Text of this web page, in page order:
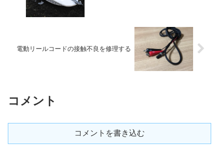
電動リールコードの接触不良を修理する
コメント
コメントを書き込む